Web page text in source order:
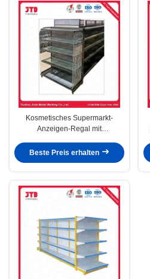
Kosmetisches Supermarkt-
Anzeigen-Regal mit
Beste Preis erhalten